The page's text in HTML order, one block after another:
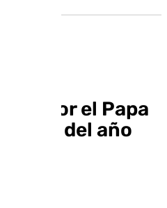
por el Papa
inicio del año